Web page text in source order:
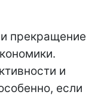
прекращение
и
если